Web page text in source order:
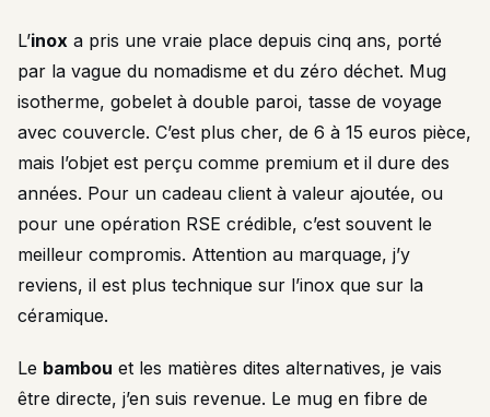
L’inox a pris une vraie place depuis cinq ans, porté
par la vague du nomadisme et du zéro déchet. Mug
isotherme, gobelet à double paroi, tasse de voyage
avec couvercle. C’est plus cher, de 6 à 15 euros pièce,
mais l’objet est perçu comme premium et il dure des
années. Pour un cadeau client à valeur ajoutée, ou
pour une opération RSE crédible, c’est souvent le
meilleur compromis. Attention au marquage, j’y
reviens, il est plus technique sur l’inox que sur la
céramique.
Le bambou et les matières dites alternatives, je vais
être directe, j’en suis revenue. Le mug en fibre de